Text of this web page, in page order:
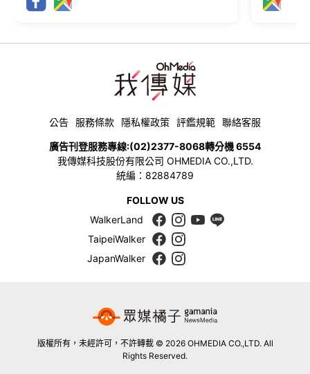
公告 服務條款 隱私權政策 評鑑規範 聯絡客服
廣告刊登服務專線:(02)2377-8068轉分機 6554
我傳媒科技股份有限公司 OHMEDIA CO.,LTD.
統編：82884789
FOLLOW US
WalkerLand
TaipeiWalker
JapanWalker
版權所有，未經許可，不許轉載 © 2026 OHMEDIA CO.,LTD. All
Rights Reserved.